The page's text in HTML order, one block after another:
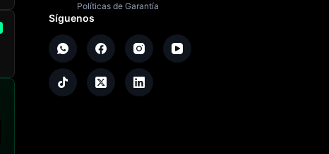
Políticas de Garantía
Síguenos